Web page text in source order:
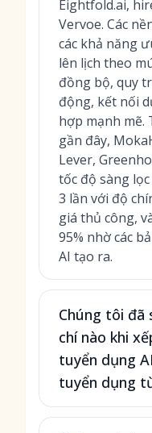
Eightfold.ai,
Vervoe. Các
các khả năng
lên lịch theo
đồng bộ, quy
động, kết nối
hợp mạnh mẽ.
gần đây,
Lever,
tốc độ sàng
3 lần với độ
giá thủ công,
95% nhờ các
AI tạo ra.
Chúng tôi đã
chí nào khi
tuyển dụng
tuyển dụng